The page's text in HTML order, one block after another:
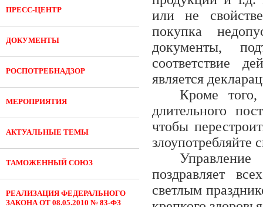
ПРЕСС-ЦЕНТР
ДОКУМЕНТЫ
РОСПОТРЕБНАДЗОР
МЕРОПРИЯТИЯ
АКТУАЛЬНЫЕ ТЕМЫ
ТАМОЖЕННЫЙ СОЮЗ
РЕАЛИЗАЦИЯ ФЕДЕРАЛЬНОГО
ЗАКОНА ОТ 08.05.2010 № 83-ФЗ
или не
покупка
документы,
соответствие
является
Кроме
длительного
чтобы
поздравляет
светлым